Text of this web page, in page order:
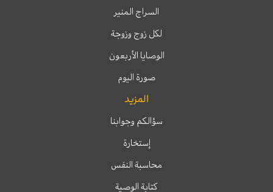
السراج المنير
لكل زوج وزوجة
الوصايا الأربعون
صورة اليوم
المزيد
سؤالكم وجوابنا
إستخارة
محاسبة النفس
كتابة الوصية